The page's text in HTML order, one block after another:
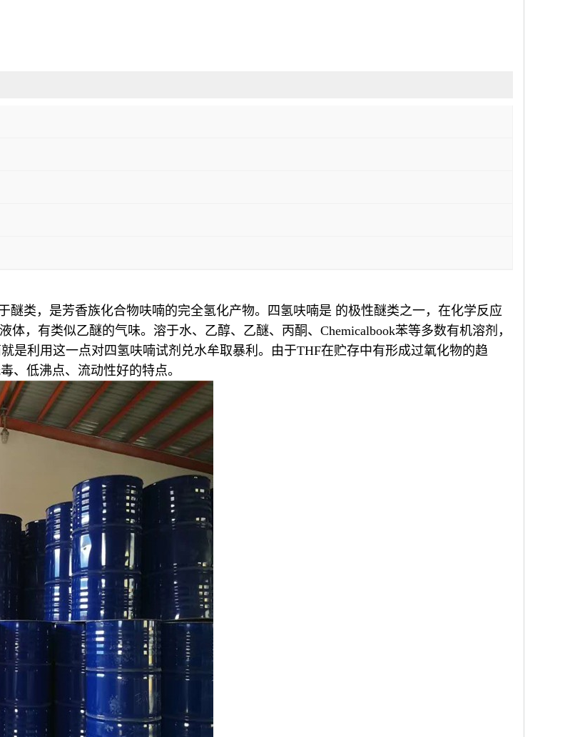
醚类，是芳香族化合物呋喃的完全氢化产物。四氢呋喃是 的极性醚类之一，在化学反应
，有类似乙醚的气味。溶于水、乙醇、乙醚、丙酮、Chemicalbook苯等多数有机溶剂，
是利用这一点对四氢呋喃试剂兑水牟取暴利。由于THF在贮存中有形成过氧化物的趋
、低沸点、流动性好的特点。